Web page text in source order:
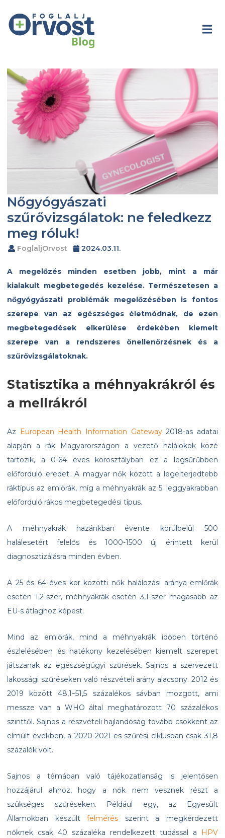
Nőgyógyászati
szűrővizsgálatok: ne feledkezz
meg róluk!
FoglaljOrvost 2024.03.11.
A megelőzés minden esetben jobb, mint a már
kialakult megbetegedés kezelése. Természetesen a
nőgyógyászati problémák megelőzésében is fontos
szerepe van az egészséges életmódnak, de ezen
megbetegedések elkerülése érdekében kiemelt
szerepe van a rendszeres önellenőrzésnek és a
szűrővizsgálatoknak.
Statisztika a méhnyakrákról és
a mellrákról
Az European Health Information Gateway2018-as adatai
alapján a rák Magyarországon a vezető halálokok közé
tartozik, a 0-64 éves korosztályban ez a legsűrűbben
előforduló eredet. A magyar nők között a legelterjedtebb
ráktípus az emlőrák, míg a méhnyakrák az 5. leggyakrabban
előforduló rákos megbetegedési típus.
A méhnyakrák hazánkban évente körülbelül 500
halálesetért felelős és 1000-1500 új érintett kerül
diagnosztizálásra minden évben.
A 25 és 64 éves kor közötti nők halálozási aránya emlőrák
esetén 1,2-szer, méhnyakrák esetén 3,1-szer magasabb az
EU-s átlaghoz képest.
Mind az emlőrák, mind a méhnyakrák időben történő
észlelésében és hatékony kezelésében kiemelt szerepet
játszanak az egészségügyi szűrések. Sajnos a szervezett
lakossági szűréseken való részvételi arány alacsony. 2012 és
2019 között 48,1–51,5 százalékos sávban mozgott, ami
messze van a WHO által meghatározott 70 százalékos
szinttől. Sajnos a részvételi hajlandóság tovább csökkent az
elmúlt években, a 2020-2021-es szűrési ciklusban csak 31,8
százalék volt.
Sajnos a témában való tájékozatlanság is jelentősen
hozzájárul ahhoz, hogy a nők nem vesznek részt a
szükséges szűréseken. Például egy, az Egyesült
Államokban készültfelmérés szerint a megkérdezett
nőknek csak 40 százaléka rendelkezett tudással a
HPV